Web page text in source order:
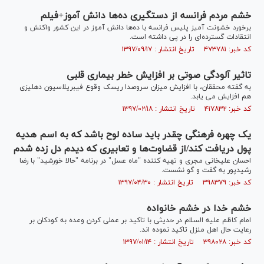
خشم مردم فرانسه از دستگیری ده‌ها دانش آموز+فیلم
برخورد خشونت آمیز پلیس فرانسه با ده‌ها دانش آموز در این کشور واکنش و
انتقادات گسترده‌ای را در پی داشته است.
کد خبر: ۴۷۳۷۸۱ تاریخ انتشار : ۱۳۹۷/۰۹/۱۷
تاثیر آلودگی صوتی بر افزایش خطر بیماری قلبی
به گفته محققان، با افزایش میزان سروصدا ریسک وقوع فیبریلاسیون دهلیزی
هم افزایش می یابد.
کد خبر: ۴۱۷۸۳۲ تاریخ انتشار : ۱۳۹۷/۰۲/۱۸
یک چهره فرهنگی چقدر باید ساده لوح باشد که به اسم هدیه
پول دریافت کند/از قضاوت‌ها و تعابیری که دیدم دل زده شدم
احسان علیخانی مجری و تهیه کننده "ماه عسل" در برنامه "حالا خورشید" با رضا
رشیدپور به گفت و گو نشست.
کد خبر: ۳۹۸۳۷۹ تاریخ انتشار : ۱۳۹۷/۰۴/۳۰
خشم خدا در خشم خانواده
امام کاظم علیه السلام در حدیثی با تاکید بر عملی کردن وعده به کودکان بر
رعایت حال اهل منزل تاکید نموده اند.
کد خبر: ۳۹۸۰۲۸ تاریخ انتشار : ۱۳۹۷/۰۱/۱۴